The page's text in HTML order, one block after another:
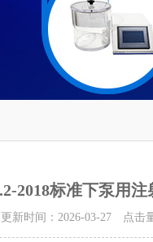
2018标准下泵用
更新时间：2026-03-27 点击